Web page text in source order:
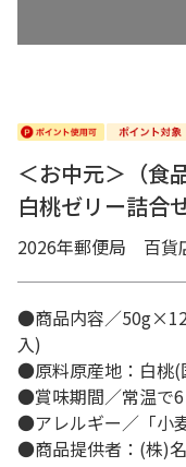
＜お中元＞（
白桃ゼリー詰合
2026年郵便局 百貨
●商品内容／
入)
●原料原産地：白桃
●賞味期間／常温で
●アレルギー／「小
●商品提供者：(株)